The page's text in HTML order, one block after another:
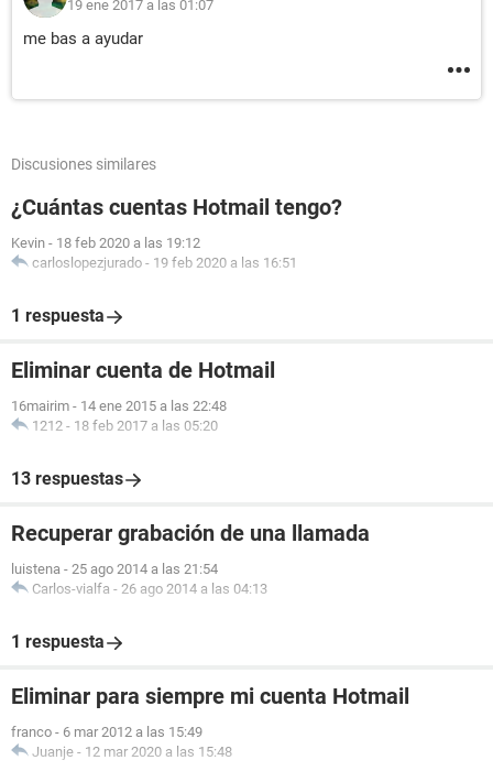
19 ene 2017 a las 01:07
me bas a ayudar
Discusiones similares
¿Cuántas cuentas Hotmail tengo?
Kevin - 18 feb 2020 a las 19:12
carloslopezjurado - 19 feb 2020 a las 16:51
1 respuesta
Eliminar cuenta de Hotmail
16mairim - 14 ene 2015 a las 22:48
1212 - 18 feb 2017 a las 05:20
13 respuestas
Recuperar grabación de una llamada
luistena - 25 ago 2014 a las 21:54
Carlos-vialfa - 26 ago 2014 a las 04:13
1 respuesta
Eliminar para siempre mi cuenta Hotmail
franco - 6 mar 2012 a las 15:49
Juanje - 12 mar 2020 a las 15:48